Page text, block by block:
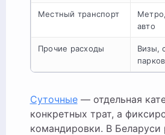
Местный транспорт
авто
Прочие расходы
Визы,
Суточные— отдельная
конкретных трат, а
командировки. В